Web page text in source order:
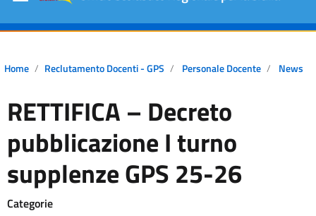
Home Reclutamento Docenti - GPS Personale Docente News
RETTIFICA – Decreto
pubblicazione I turno
supplenze GPS 25-26
Categorie